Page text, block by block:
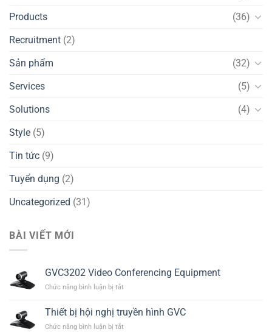
Products
(36)
Recruitment (2)
Sản phẩm
(32)
Services
(5)
Solutions
(4)
Style (5)
Tin tức (9)
Tuyển dụng (2)
Uncategorized (31)
BÀI VIẾT MỚI
GVC3202 Video Conferencing Equipment
Chức năng bình luận bị tắt
Video
Conferencing
Thiết bị hội nghị truyền hình GVC
Chức năng bình luận bị tắt